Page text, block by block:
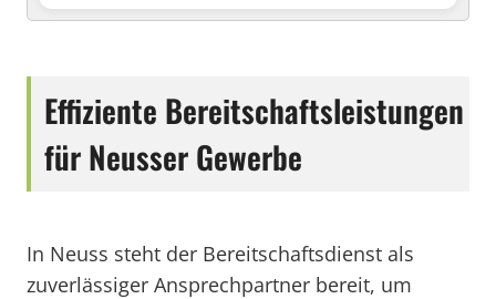
Effiziente Bereitschaftsleistungen
für Neusser Gewerbe
In Neuss steht der Bereitschaftsdienst als
zuverlässiger Ansprechpartner bereit, um